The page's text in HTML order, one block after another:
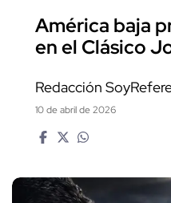
América baja
en el Clásico
Redacción
10 de abril de 2026